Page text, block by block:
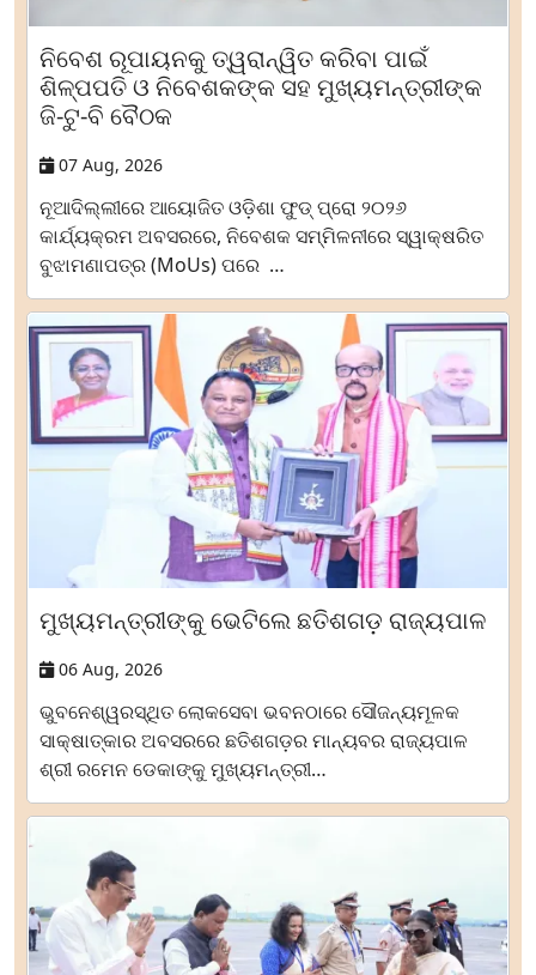
ନିବେଶ ରୂପାୟନକୁ ତ୍ୱରାନ୍ୱିତ କରିବା ପାଇଁ
ଶିଳ୍ପପତି ଓ ନିବେଶକଙ୍କ ସହ ମୁଖ୍ୟମନ୍ତ୍ରୀଙ୍କ
ଜି-ଟୁ-ବି ବୈଠକ
07 Aug, 2026
ନୂଆଦିଲ୍ଲୀରେ ଆୟୋଜିତ ଓଡ଼ିଶା ଫୁଡ୍ ପ୍ରୋ ୨୦୨୬
କାର୍ଯ୍ୟକ୍ରମ ଅବସରରେ, ନିବେଶକ ସମ୍ମିଳନୀରେ ସ୍ୱାକ୍ଷରିତ
ବୁଝାମଣାପତ୍ର (MoUs) ପରେ …
ମୁଖ୍ୟମନ୍ତ୍ରୀଙ୍କୁ ଭେଟିଲେ ଛତିଶଗଡ଼ ରାଜ୍ୟପାଳ
06 Aug, 2026
ଭୁବନେଶ୍ୱରସ୍ଥିତ ଲୋକସେବା ଭବନଠାରେ ସୌଜନ୍ୟମୂଳକ
ସାକ୍ଷାତ୍‌କାର ଅବସରରେ ଛତିଶଗଡ଼ର ମାନ୍ୟବର ରାଜ୍ୟପାଳ
ଶ୍ରୀ ରମେନ ଡେକାଙ୍କୁ ମୁଖ୍ୟମନ୍ତ୍ରୀ…